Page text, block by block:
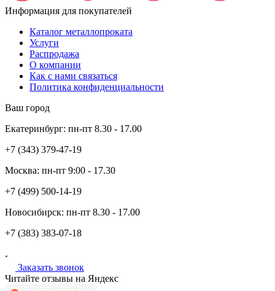
Информация для покупателей
Каталог металлопроката
Услуги
Распродажа
О компании
Как с нами связаться
Политика конфиденциальности
Ваш город
Екатеринбург: пн-пт 8.30 - 17.00
+7 (343) 379-47-19
Москва: пн-пт 9:00 - 17.30
+7 (499) 500-14-19
Новосибирск: пн-пт 8.30 - 17.00
+7 (383) 383-07-18
Заказать звонок
Читайте отзывы на Яндекс